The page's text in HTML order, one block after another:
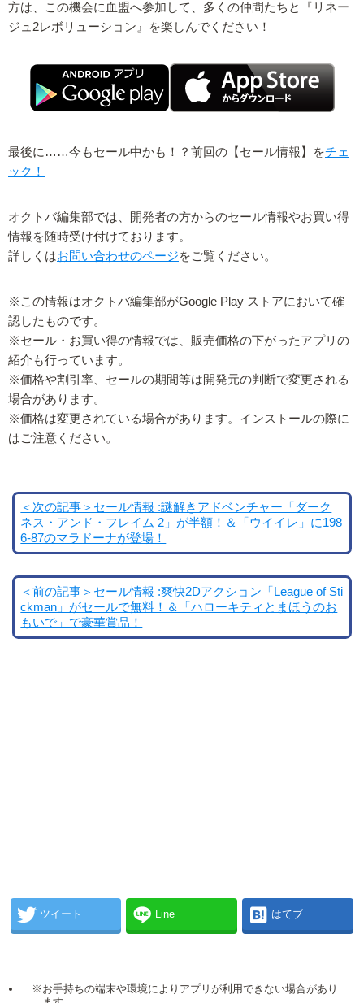
方は、この機会に血盟へ参加して、多くの仲間たちと『リネー
ジュ2レボリューション』を楽しんでください！
最後に……今もセール中かも！？前回の【セール情報】をチェ
ック！
オクトバ編集部では、開発者の方からのセール情報やお買い得
情報を随時受け付けております。
詳しくはお問い合わせのページをご覧ください。
※この情報はオクトバ編集部がGoogle Play ストアにおいて確
認したものです。
※セール・お買い得の情報では、販売価格の下がったアプリの
紹介も行っています。
※価格や割引率、セールの期間等は開発元の判断で変更される
場合があります。
※価格は変更されている場合があります。インストールの際に
はご注意ください。
＜次の記事＞セール情報 :謎解きアドベンチャー「ダーク
ネス・アンド・フレイム 2」が半額！＆「ウイイレ」に198
6-87のマラドーナが登場！
＜前の記事＞セール情報 :爽快2Dアクション「League of Sti
ckman」がセールで無料！＆「ハローキティとまほうのお
もいで」で豪華賞品！
ツイート Line はてブ
※お手持ちの端末や環境によりアプリが利用できない場合があり